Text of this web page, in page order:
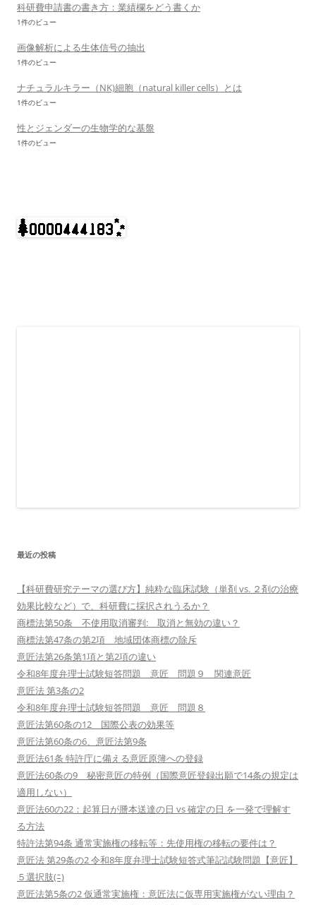
科研費申請書の書き方：業績欄をどう書くか
1件のビュー
画像解析による生体信号の抽出
1件のビュー
ナチュラルキラー（NK)細胞（natural killer cells）とは
1件のビュー
性とジェンダーの生物学的な基盤
1件のビュー
最近の投稿
【科研費研究テーマの選び方】純粋な臨床試験（単剤 vs. ２剤の治療
効果比較など）で、科研費に採択されうるか？
商標法第50条 不使用取消審判: 取消と無効の違い？
商標法第47条の第2項 地域団体商標の除斥
意匠法第26条第1項と第2項の違い
令和8年度弁理士試験短答問題 意匠 問題９ 関連意匠
意匠法 第3条の2
令和8年度弁理士試験短答問題 意匠 問題８
意匠法第60条の12 国際公表の効果等
意匠法第60条の6、意匠法第9条
意匠法61条 特許庁に備える意匠原簿への登録
意匠法60条の9 秘密意匠の特例（国際意匠登録出願で14条の規定は
適用しない）
意匠法60の22：起算日が謄本送達の日 vs 確定の日 を一発で理解す
る方法
特許法第94条 通常実施権の移転等：先使用権の移転の要件は？
意匠法 第29条の2 令和8年度弁理士試験短答式筆記試験問題【意匠】
５選択肢(ﾆ)
意匠法第5条の2 仮通常実施権：意匠法に仮専用実施権がない理由？